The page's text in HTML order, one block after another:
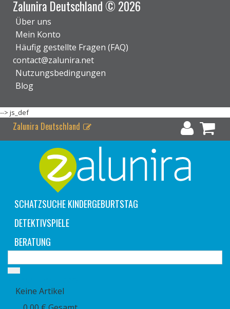
Zalunira Deutschland © 2026
Über uns
Mein Konto
Häufig gestellte Fragen (FAQ)
contact@zalunira.net
Nutzungsbedingungen
Blog
--> js_def
Zalunira Deutschland
SCHATZSUCHE KINDERGEBURTSTAG
DETEKTIVSPIELE
BERATUNG
Keine Artikel